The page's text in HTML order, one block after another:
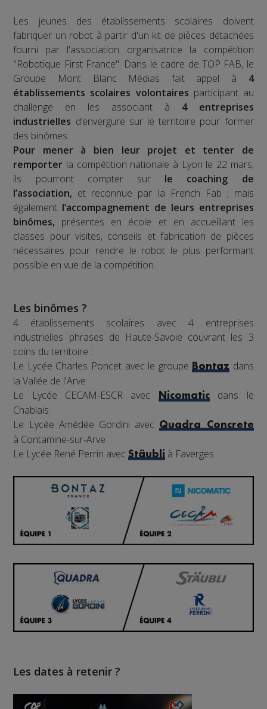
Les jeunes des établissements scolaires doivent
fabriquer un robot à partir d'un kit de pièces détachées
fourni par l'association organisatrice la compétition
"Robotique First France". Dans le cadre de TOP FAB, le
Groupe Mont Blanc Médias fait appel à 4
établissements scolaires volontaires participant au
challenge en les associant à 4 entreprises
industrielles d’envergure sur le territoire pour former
des binômes.
Pour mener à bien leur projet et tenter de
remporter la compétition nationale à Lyon le 22 mars,
ils pourront compter sur le coaching de
l’association, et reconnue par la French Fab ; mais
également l’accompagnement de leurs entreprises
binômes, présentes en école et en accueillant les
classes pour visites, conseils et fabrication de pièces
nécessaires pour rendre le robot le plus performant
possible en vue de la compétition.
Les binômes ?
4 établissements scolaires avec 4 entreprises
industrielles phrases de Haute-Savoie couvrant les 3
coins du territoire :
Le Lycée Charles Poncet avec le groupe Bontaz dans
la Vallée de l'Arve
Le Lycée CECAM-ESCR avec
Nicomaticdans le
Chablais
Le Lycée Amédée Gordini avecQuadra Concrete
à Contamine-sur-Arve
Le Lycée René Perrin avecStäubli à Faverges
Les dates à retenir ?